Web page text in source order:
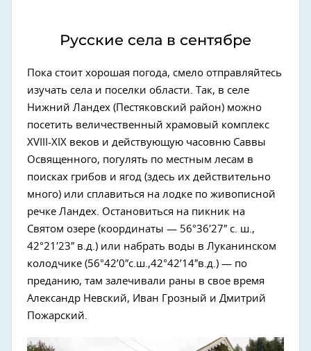
Русские села в сентябре
Пока стоит хорошая погода, смело отправляйтесь
изучать села и поселки области. Так, в селе
Нижний Ландех (Пестяковский район) можно
посетить величественный храмовый комплекс
XVIII-XIX веков и действующую часовню Саввы
Освященного, погулять по местным лесам в
поисках грибов и ягод (здесь их действительно
много) или сплавиться на лодке по живописной
речке Ландех. Остановиться на пикник на
Святом озере (координаты — 56°36′27″ с. ш.,
42°21′23″ в.д.) или набрать воды в Луканинском
колодчике (56°42’0″с.ш.,42°42’14″в.д.) — по
преданию, там залечивали раны в свое время
Александр Невский, Иван Грозный и Дмитрий
Пожарский.